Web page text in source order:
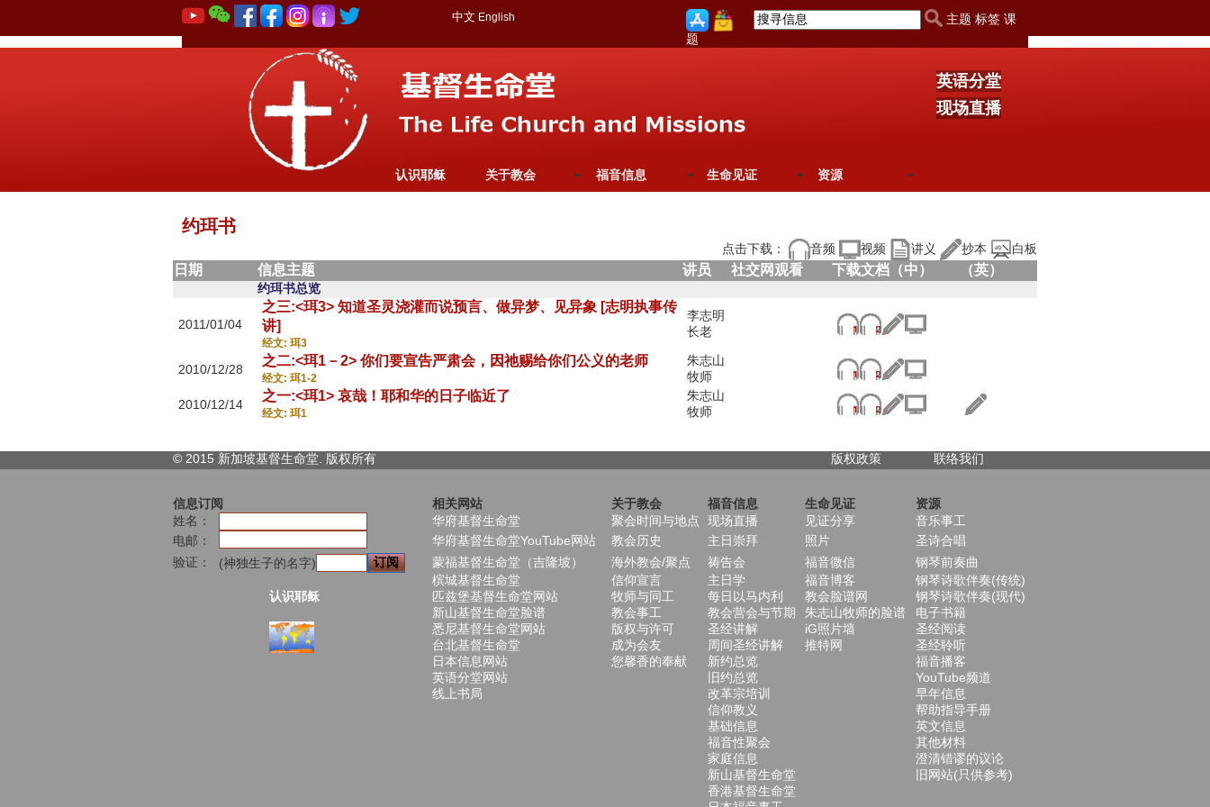
中文 English
主题 标签 课
题
英语分堂
现场直播
认识耶稣 关于教会 福音信息 生命见证 资源
约珥书
点击下载： 音频 视频 讲义 抄本 白板
日期 信息主题 讲员 社交网观看 下载文档（中） （英）
约珥书总览
2011/01/04
之三:<珥3> 知道圣灵浇灌而说预言、做异梦、见异象 [志明执事传
讲]
经文: 珥3
李志明
长老
2010/12/28
之二:<珥1－2> 你们要宣告严肃会，因祂赐给你们公义的老师
经文: 珥1-2
朱志山
牧师
2010/12/14
之一:<珥1> 哀哉！耶和华的日子临近了
经文: 珥1
朱志山
牧师
© 2015 新加坡基督生命堂. 版权所有 版权政策 联络我们
信息订阅 相关网站 关于教会 福音信息 生命见证
资源
姓名：
华府基督生命堂 聚会时间与地点 现场直播 见证分享
音乐事工
电邮：
华府基督生命堂YouTube网站 教会历史 主日崇拜 照片
圣诗合唱
验证：
(神独生子的名字) 蒙福基督生命堂（吉隆坡） 海外教会/聚点 祷告会 福音微信
钢琴前奏曲
槟城基督生命堂
信仰宣言 主日学 福音博客
钢琴诗歌伴奏(传统)
认识耶稣
匹兹堡基督生命堂网站 牧师与同工 每日以马内利 教会脸谱网
钢琴诗歌伴奏(现代)
新山基督生命堂脸谱
教会事工 教会营会与节期 朱志山牧师的脸谱
电子书籍
悉尼基督生命堂网站
版权与许可 圣经讲解 iG照片墙
圣经阅读
台北基督生命堂
成为会友 周间圣经讲解 推特网
圣经聆听
日本信息网站
您馨香的奉献 新约总览
福音播客
英语分堂网站
旧约总览
YouTube频道
线上书局
改革宗培训
早年信息
信仰教义
帮助指导手册
基础信息
英文信息
福音性聚会
其他材料
家庭信息
澄清错谬的议论
新山基督生命堂
旧网站(只供参考)
香港基督生命堂